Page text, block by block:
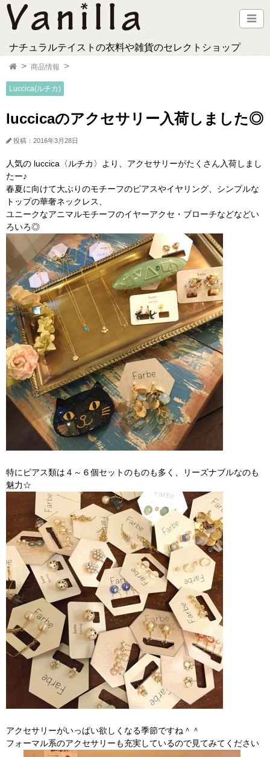
ナチュラルテイストの衣料や雑貨のセレクトショップ
商品情報
Luccica(ルチカ)
luccicaのアクセサリー入荷しました◎
投稿：2016年3月28日
人気の luccica〈ルチカ〉より、アクセサリーがたくさん入荷しまし
たー♪
春夏に向けて大ぶりのモチーフのピアスやイヤリング、シンプルな
トップの華奢ネックレス、
ユニークなアニマルモチーフのイヤーアクセ・ブローチなどなどい
ろいろ◎
特にピアス類は４～６個セットのものも多く、リーズナブルなのも
魅力☆
アクセサリーがいっぱい欲しくなる季節ですね＾＾
フォーマル系のアクセサリーも充実しているので見てみてください